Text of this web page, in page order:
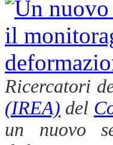
Ricercatori
(IREA) del
un nuovo